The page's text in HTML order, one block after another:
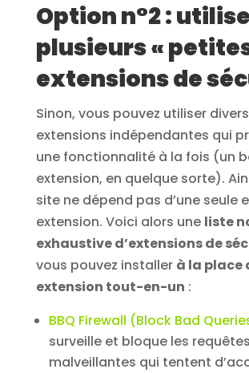
Option n°2 :
plusieurs «
extensions de
Sinon, vous pouvez utiliser
extensions indépendantes qui
une fonctionnalité à la fois (un
extension, en quelque sorte).
site ne dépend pas d’une seule
extension. Voici alors une liste
exhaustive d’extensions de
vous pouvez installer à la place
extension tout-en-un :
BBQ Firewall (Block Bad
surveille et bloque les requêtes
malveillantes qui tentent